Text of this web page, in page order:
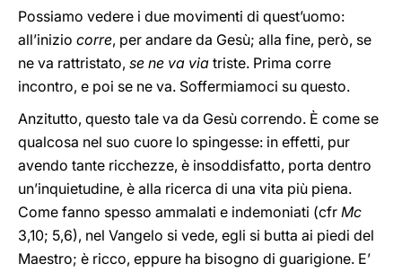
Possiamo vedere i due movimenti di quest’uomo:
all’inizio corre, per andare da Gesù; alla fine, però, se
ne va rattristato, se ne va via triste. Prima corre
incontro, e poi se ne va. Soffermiamoci su questo.
Anzitutto, questo tale va da Gesù correndo. È come se
qualcosa nel suo cuore lo spingesse: in effetti, pur
avendo tante ricchezze, è insoddisfatto, porta dentro
un’inquietudine, è alla ricerca di una vita più piena.
Come fanno spesso ammalati e indemoniati (cfr Mc
3,10; 5,6), nel Vangelo si vede, egli si butta ai piedi del
Maestro; è ricco, eppure ha bisogno di guarigione. E’